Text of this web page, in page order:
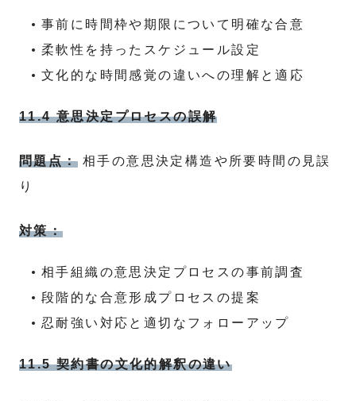
事前に時間枠や期限について明確な合意
柔軟性を持ったスケジュール設定
文化的な時間感覚の違いへの理解と適応
11.4 意思決定プロセスの誤解
問題点：相手の意思決定構造や所要時間の見誤
り
対策：
相手組織の意思決定プロセスの事前調査
段階的な合意形成プロセスの提案
忍耐強い対応と適切なフォローアップ
11.5 契約書の文化的解釈の違い